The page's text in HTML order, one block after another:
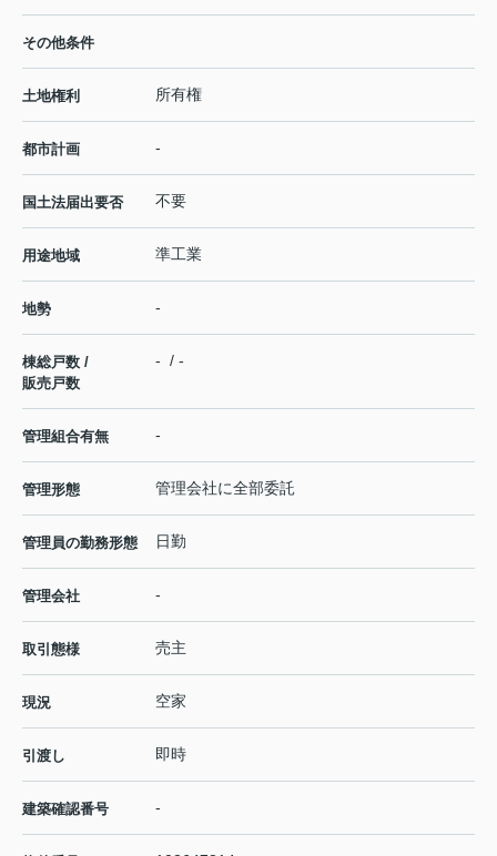
その他条件
土地権利 所有権
都市計画 -
国土法届出要否 不要
用途地域 準工業
地勢 -
棟総戸数 /
販売戸数
- / -
管理組合有無 -
管理形態 管理会社に全部委託
管理員の勤務形態 日勤
管理会社 -
取引態様 売主
現況 空家
引渡し 即時
建築確認番号 -